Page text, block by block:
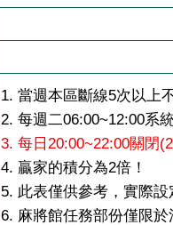
1. 當週本區斷線5次以上
2. 每週二06:00~12:00系
3. 每日20:00~22:00關閉
4. 贏家的積分為2倍！
5. 此表僅供參考，實際
6. 麻將館任務部份僅限